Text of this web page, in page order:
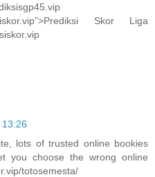
Skor Liga
lots of trusted online bookies
you choose the wrong online
totosemesta/